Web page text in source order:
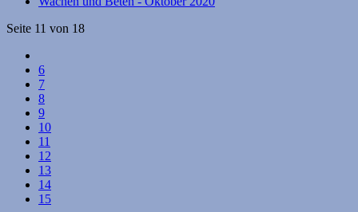
Seite 11 von 18
6
7
8
9
10
11
12
13
14
15